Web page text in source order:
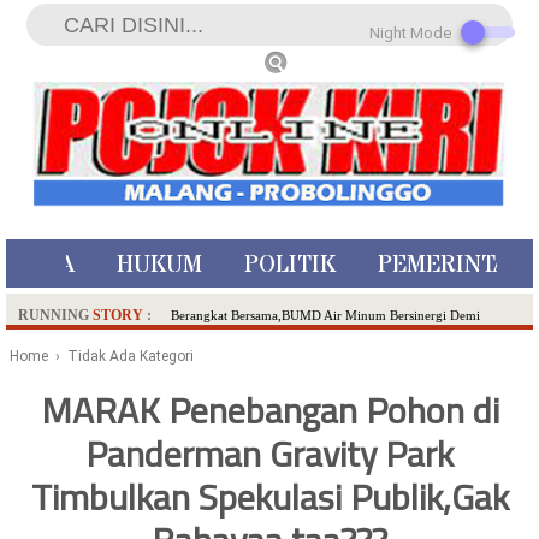
HUKUM POLITIK
RUNNING STORY : Berangkat Bersama,BUMD Air Minum Bersinergi Demi
Ditangkap di Kediri,Satu Buron
SDN Sumberejo 02 Kota Batu Kembangkan Program Inovasi
Literasi Melalui LASKAR JODA, Usung Filosofi Gelar Sehelai
Tikar
Ambulance Dari Berbagai Daerah Padati Kota Wisata Batu
Home › Tidak Ada Kategori
MARAK Penebangan Pohon di
Panderman Gravity Park
Timbulkan Spekulasi Publik,Gak
Night Mode